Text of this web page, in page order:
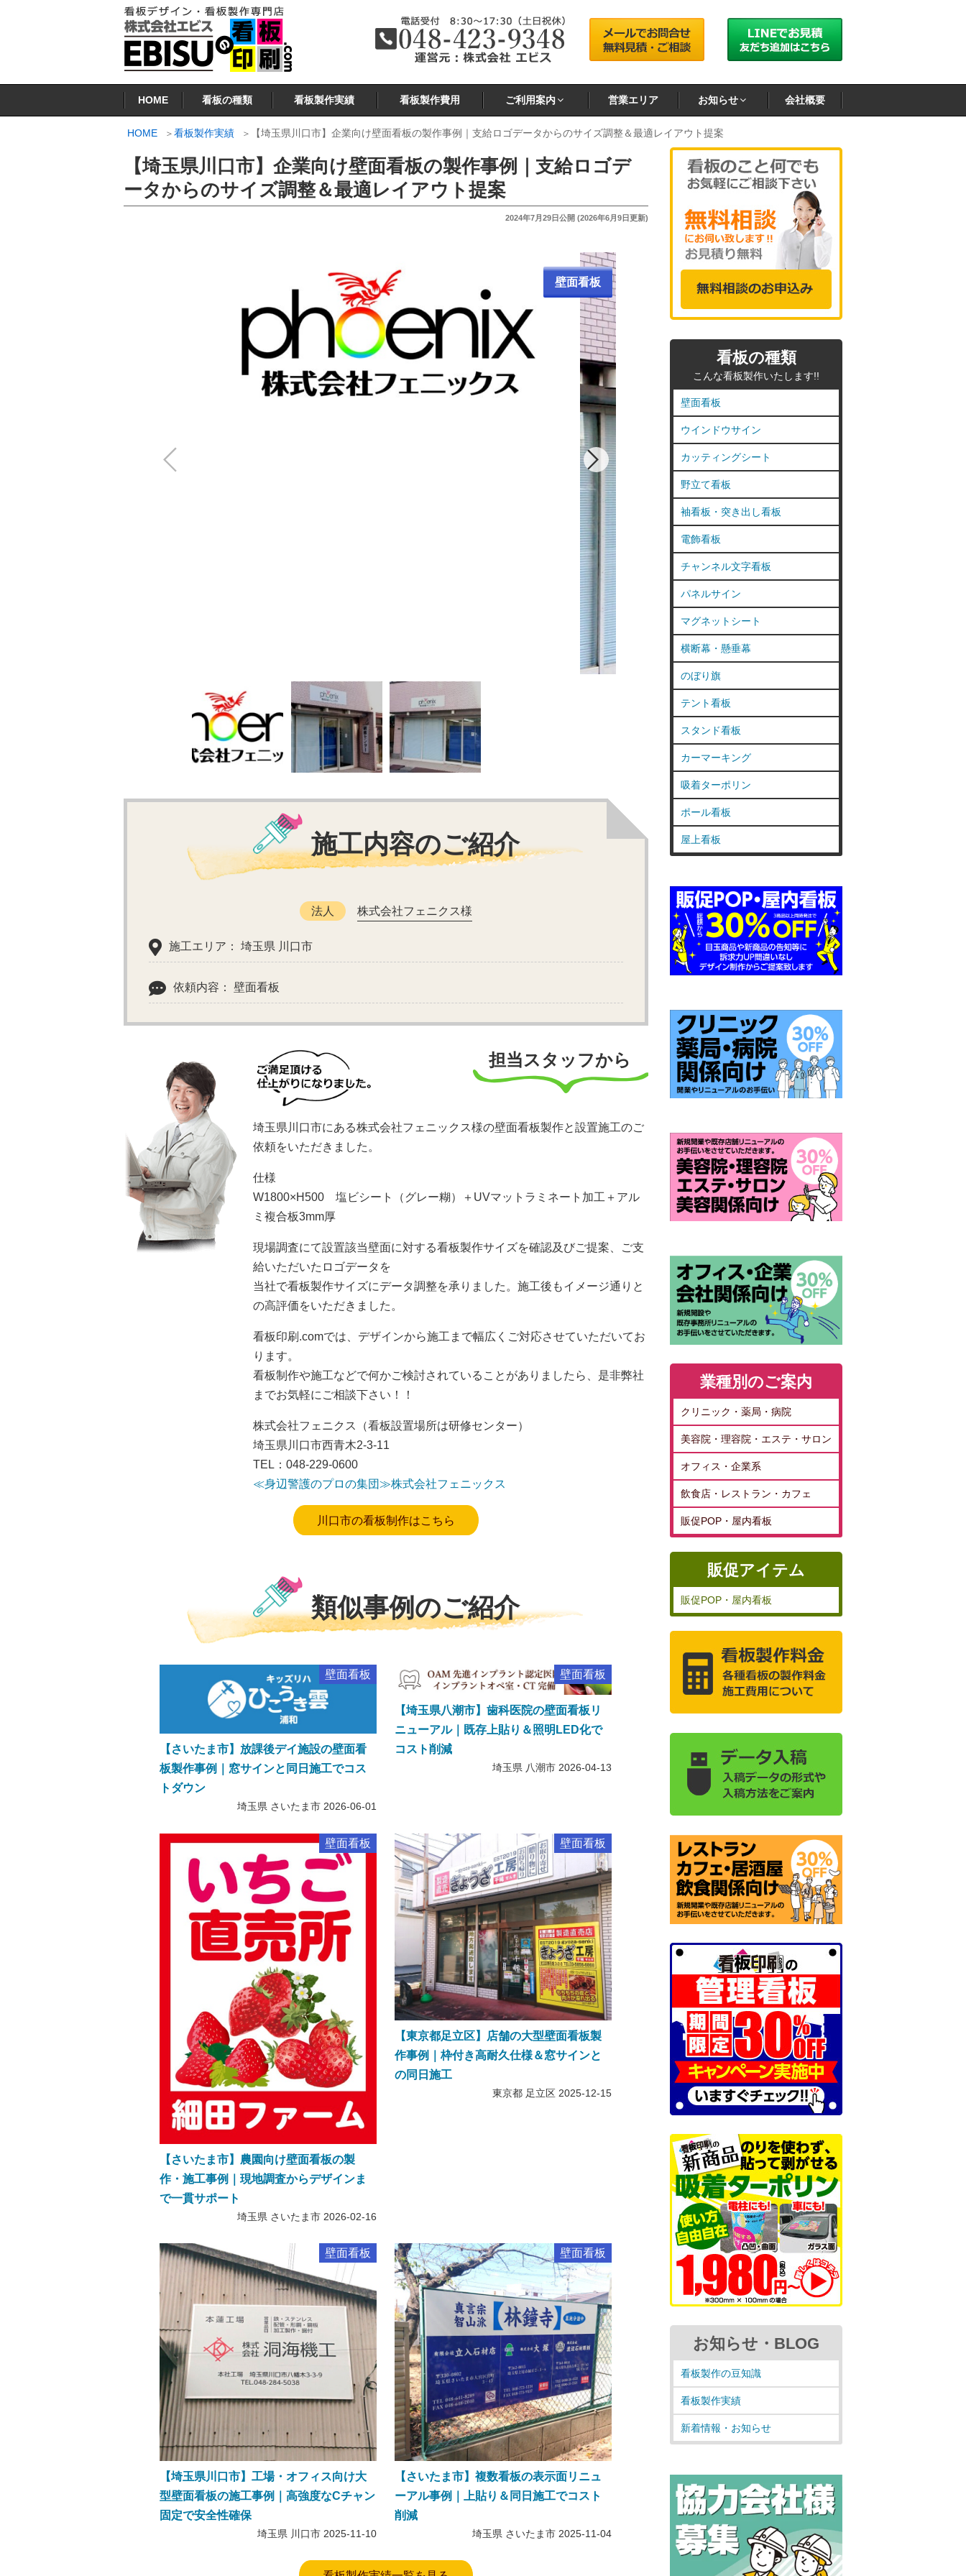
ツ
看板印刷.COM
HOME 看板の種類 看板製作実績 看板製作費用 ご利用案内 営業エリア お知らせ 会社概要
HOME 看板製作実績 【埼玉県川口市】企業向け壁面看板の製作事例｜支給ロゴデータからのサイズ調整＆最適レイアウト提案
【埼玉県川口市】企業向け壁面看板の製作事例｜支給ロゴデ
ータからのサイズ調整＆最適レイアウト提案
投
2024年7月29日公開 (2026年6月9日更新)
壁面看板
施工内容のご紹介
法人 株式会社フェニクス様
施工エリア： 埼玉県 川口市
依頼内容： 壁面看板
担当スタッフから
埼玉県川口市にある株式会社フェニックス様の壁面看板製作と設置施工のご
依頼をいただきました。
仕様
W1800×H500 塩ビシート（グレー糊）＋UVマットラミネート加工＋アル
ミ複合板3mm厚
現場調査にて設置該当壁面に対する看板製作サイズを確認及びご提案、ご支
給いただいたロゴデータを
当社で看板製作サイズにデータ調整を承りました。施工後もイメージ通りと
の高評価をいただきました。
看板印刷.comでは、デザインから施工まで幅広くご対応させていただいてお
ります。
看板制作や施工などで何かご検討されていることがありましたら、是非弊社
までお気軽にご相談下さい！！
株式会社フェニクス（看板設置場所は研修センター）
埼玉県川口市西青木2-3-11
TEL：048-229-0600
≪身辺警護のプロの集団≫株式会社フェニックス
川口市の看板制作はこちら
類似事例のご紹介
壁面看板
【さいたま市】放課後デイ施設の壁面看
板製作事例｜窓サインと同日施工でコス
トダウン
埼玉県 さいたま市 2026-06-01
壁面看板
【埼玉県八潮市】歯科医院の壁面看板リ
ニューアル｜既存上貼り＆照明LED化で
コスト削減
埼玉県 八潮市 2026-04-13
壁面看板
【さいたま市】農園向け壁面看板の製
作・施工事例｜現地調査からデザインま
で一貫サポート
埼玉県 さいたま市 2026-02-16
壁面看板
【東京都足立区】店舗の大型壁面看板製
作事例｜枠付き高耐久仕様＆窓サインと
の同日施工
東京都 足立区 2025-12-15
壁面看板
【埼玉県川口市】工場・オフィス向け大
型壁面看板の施工事例｜高強度なCチャン
固定で安全性確保
埼玉県 川口市 2025-11-10
壁面看板
【さいたま市】複数看板の表示面リニュ
ーアル事例｜上貼り＆同日施工でコスト
削減
埼玉県 さいたま市 2025-11-04
看板の種類
こんな看板製作いたします!!
壁面看板
ウインドウサイン
カッティングシート
野立て看板
袖看板・突き出し看板
電飾看板
チャンネル文字看板
パネルサイン
マグネットシート
横断幕・懸垂幕
のぼり旗
テント看板
スタンド看板
カーマーキング
吸着ターポリン
ポール看板
屋上看板
業種別のご案内
クリニック・薬局・病院
美容院・理容院・エステ・サロン
オフィス・企業系
飲食店・レストラン・カフェ
販促POP・屋内看板
販促アイテム
販促POP・屋内看板
お知らせ・BLOG
看板製作の豆知識
看板製作実績
新着情報・お知らせ